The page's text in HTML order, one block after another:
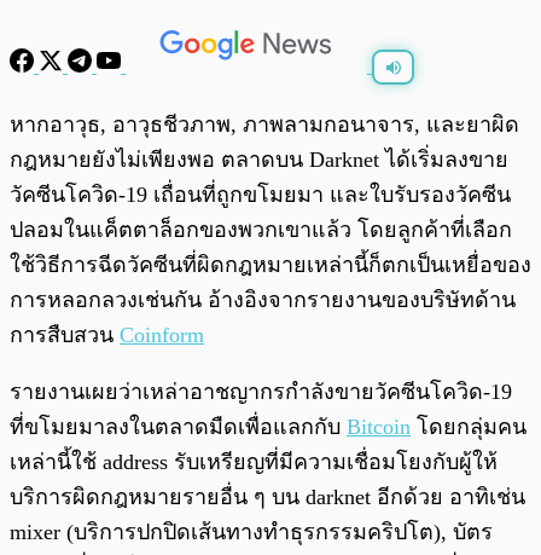
หากอาวุธ, อาวุธชีวภาพ, ภาพลามกอนาจาร, และยาผิด
กฎหมายยังไม่เพียงพอ ตลาดบน Darknet ได้เริ่มลงขาย
วัคซีนโควิด-19 เถื่อนที่ถูกขโมยมา และใบรับรองวัคซีน
ปลอมในแค็ตตาล็อกของพวกเขาแล้ว โดยลูกค้าที่เลือก
ใช้วิธีการฉีดวัคซีนที่ผิดกฎหมายเหล่านี้ก็ตกเป็นเหยื่อของ
การหลอกลวงเช่นกัน อ้างอิงจากรายงานของบริษัทด้าน
การสืบสวน Coinform
รายงานเผยว่าเหล่าอาชญากรกำลังขายวัคซีนโควิด-19
ที่ขโมยมาลงในตลาดมืดเพื่อแลกกับ Bitcoin โดยกลุ่มคน
เหล่านี้ใช้ address รับเหรียญที่มีความเชื่อมโยงกับผู้ให้
บริการผิดกฎหมายรายอื่น ๆ บน darknet อีกด้วย อาทิเช่น
mixer (บริการปกปิดเส้นทางทำธุรกรรมคริปโต), บัตร